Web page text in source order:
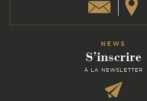
NEWS
S’inscrire
À LA NEWSLETTER